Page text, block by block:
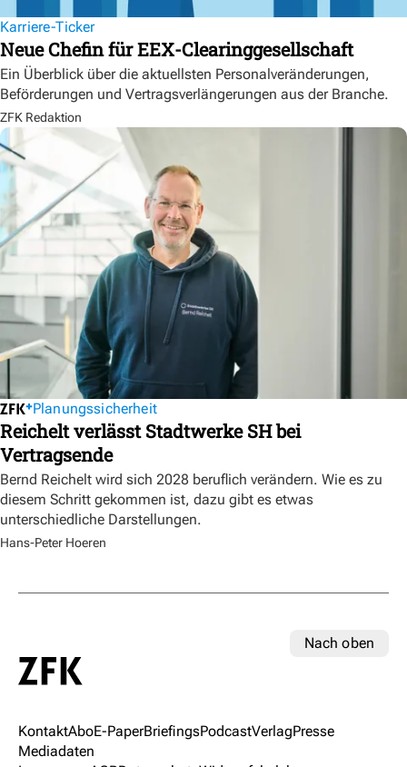
Karriere-Ticker
Neue Chefin für EEX-Clearinggesellschaft
Ein Überblick über die aktuellsten Personalveränderungen,
Beförderungen und Vertragsverlängerungen aus der Branche.
ZFK Redaktion
Planungssicherheit
Reichelt verlässt Stadtwerke SH bei
Vertragsende
Bernd Reichelt wird sich 2028 beruflich verändern. Wie es zu
diesem Schritt gekommen ist, dazu gibt es etwas
unterschiedliche Darstellungen.
Hans-Peter Hoeren
Nach oben
KontaktAboE-PaperBriefingsPodcastVerlagPresse
Mediadaten